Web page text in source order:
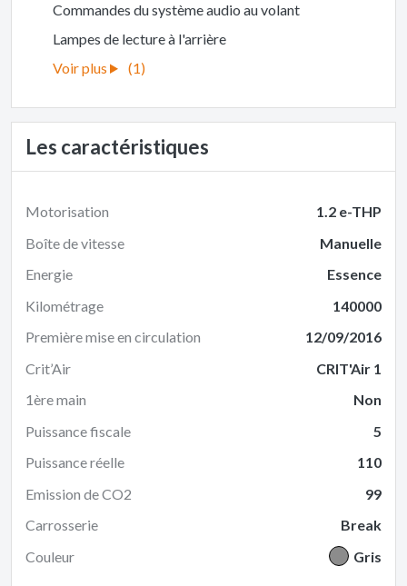
Commandes du système audio au volant
Lampes de lecture à l'arrière
(1)
Les caractéristiques
Motorisation
1.2 e-THP
Boîte de vitesse
Manuelle
Energie
Essence
Kilométrage
140000
Première mise en circulation
12/09/2016
Crit’Air
CRIT'Air 1
1ère main
Non
Puissance fiscale
5
Puissance réelle
110
Emission de CO2
99
Carrosserie
Break
Couleur
Gris